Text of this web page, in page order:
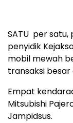
SATU per satu,
penyidik
mobil mewah
transaksi besar
Empat
Mitsubishi
Jampidsus.